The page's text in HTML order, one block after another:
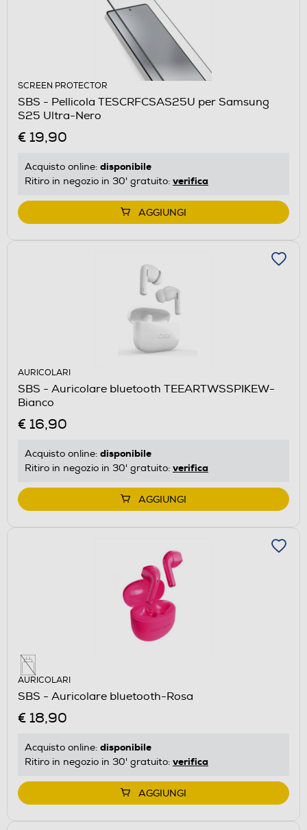
SCREEN PROTECTOR
SBS - Pellicola TESCRFCSAS25U per Samsung
S25 Ultra-Nero
€ 19,90
Acquisto online: disponibile
Ritiro in negozio in 30' gratuito: verifica
AGGIUNGI
AURICOLARI
SBS - Auricolare bluetooth TEEARTWSSPIKEW-
Bianco
€ 16,90
Acquisto online: disponibile
Ritiro in negozio in 30' gratuito: verifica
AGGIUNGI
AURICOLARI
SBS - Auricolare bluetooth-Rosa
€ 18,90
Acquisto online: disponibile
Ritiro in negozio in 30' gratuito: verifica
AGGIUNGI